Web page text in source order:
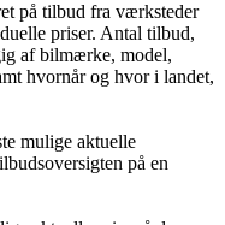
på tilbud fra værksteder
priser. Antal tilbud,
af bilmærke, model,
hvornår og hvor i landet,
mulige aktuelle
på en